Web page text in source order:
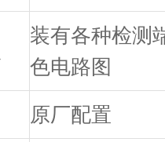
装有各种检测
色电路图
原厂配置